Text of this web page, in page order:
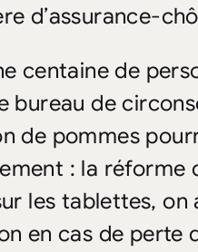
d’assurance-
centaine de
bureau de
de pommes
: la réforme
les tablettes, on
en cas de perte